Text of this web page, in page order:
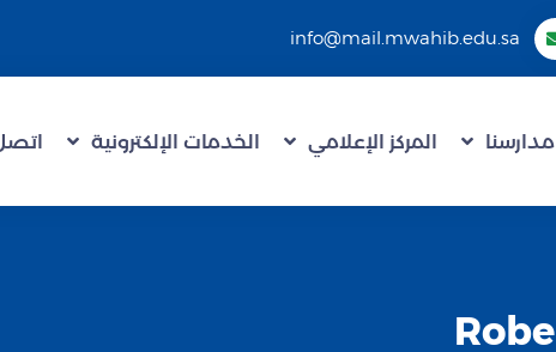
info@mail.mwahib.edu.sa
مدارسنا المركز الإعلامي الخدمات الإلكترونية